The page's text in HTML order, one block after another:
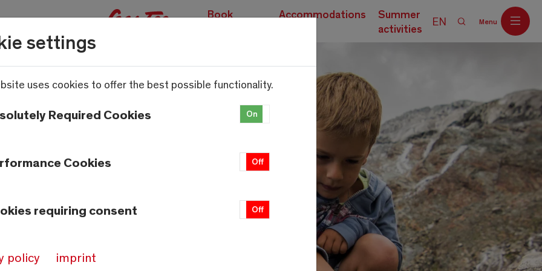
Book
Accommodations
Summer
activities
EN Menu
settings
uses cookies to offer the best possible functionality.
Required Cookies On
Cookies Off
requiring consent Off
policy imprint